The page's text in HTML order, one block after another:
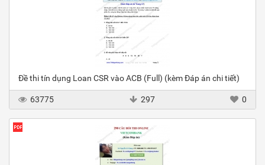
Đề thi tín dụng Loan CSR vào ACB (Full) (kèm Đáp án chi tiết)
63775 297 0